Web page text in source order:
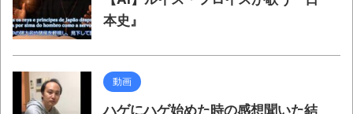
本史』
動画
ハゲにハゲ始めた時の感想聞いた結